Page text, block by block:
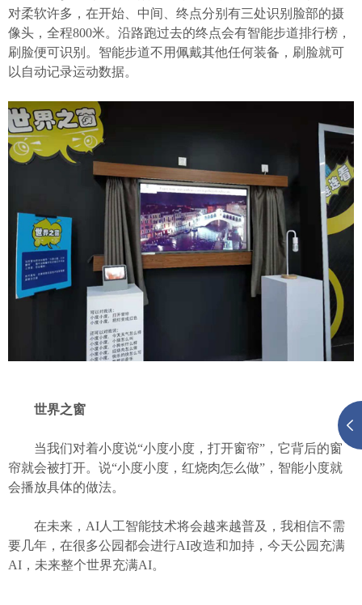
对柔软许多，在开始、中间、终点分别有三处识别脸部的摄
像头，全程800米。沿路跑过去的终点会有智能步道排行榜，
刷脸便可识别。智能步道不用佩戴其他任何装备，刷脸就可
以自动记录运动数据。
世界之窗
当我们对着小度说“小度小度，打开窗帘”，它背后的窗
帘就会被打开。说“小度小度，红烧肉怎么做”，智能小度就
会播放具体的做法。
在未来， AI人工智能技术将会越来越普及，我相信不需
要几年，在很多公园都会进行AI改造和加持，今天公园充满
AI，未来整个世界充满AI。